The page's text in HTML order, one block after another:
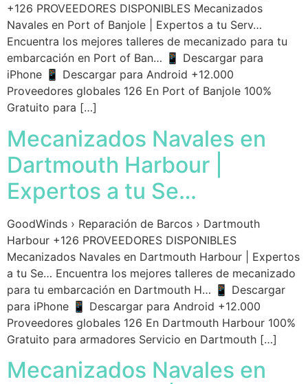
+126 PROVEEDORES DISPONIBLES Mecanizados
Navales en Port of Banjole | Expertos a tu Serv…
Encuentra los mejores talleres de mecanizado para tu
embarcación en Port of Ban… 📱 Descargar para
iPhone 📱 Descargar para Android +12.000
Proveedores globales 126 En Port of Banjole 100%
Gratuito para […]
Mecanizados Navales en
Dartmouth Harbour |
Expertos a tu Se…
GoodWinds › Reparación de Barcos › Dartmouth
Harbour +126 PROVEEDORES DISPONIBLES
Mecanizados Navales en Dartmouth Harbour | Expertos
a tu Se… Encuentra los mejores talleres de mecanizado
para tu embarcación en Dartmouth H… 📱 Descargar
para iPhone 📱 Descargar para Android +12.000
Proveedores globales 126 En Dartmouth Harbour 100%
Gratuito para armadores Servicio en Dartmouth […]
Mecanizados Navales en